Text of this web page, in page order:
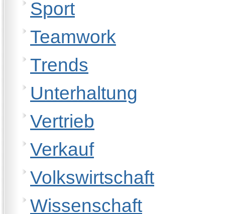
Sport
Teamwork
Trends
Unterhaltung
Vertrieb
Verkauf
Volkswirtschaft
Wissenschaft